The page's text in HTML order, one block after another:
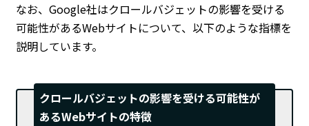
なお、Google社はクロールバジェットの影響を受ける
可能性があるWebサイトについて、以下のような指標を
説明しています。
クロールバジェットの影響を受ける可能性が
あるWebサイトの特徴